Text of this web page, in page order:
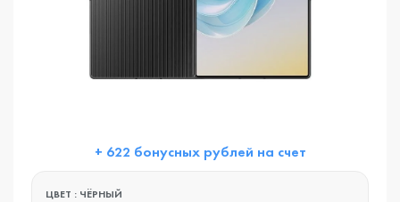
+ 622 бонусных рублей на счет
ЦВЕТ : ЧЁРНЫЙ